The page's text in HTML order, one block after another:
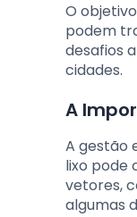
O
podem
desafios
cidades.
A
A gestão
lixo pode
vetores,
algumas